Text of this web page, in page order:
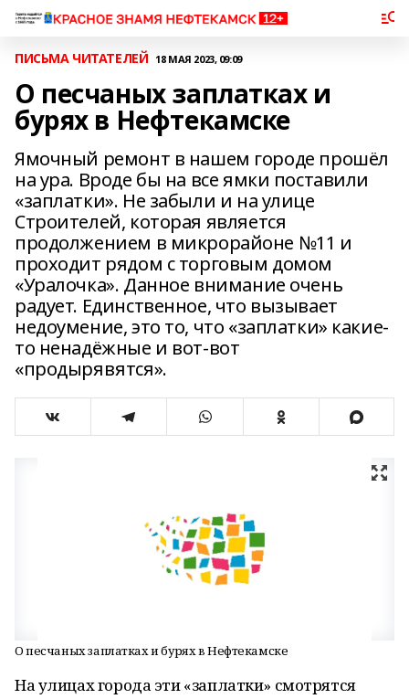
ПИСЬМА ЧИТАТЕЛЕЙ 18 МАЯ 2023, 09:09
О песчаных заплатках и
бурях в Нефтекамске
Ямочный ремонт в нашем городе прошёл
на ура. Вроде бы на все ямки поставили
«заплатки». Не забыли и на улице
Строителей, которая является
продолжением в микрорайоне №11 и
проходит рядом с торговым домом
«Уралочка». Данное внимание очень
радует. Единственное, что вызывает
недоумение, это то, что «заплатки» какие-
то ненадёжные и вот-вот
«продырявятся».
О песчаных заплатках и бурях в Нефтекамске
На улицах города эти «заплатки» смотрятся